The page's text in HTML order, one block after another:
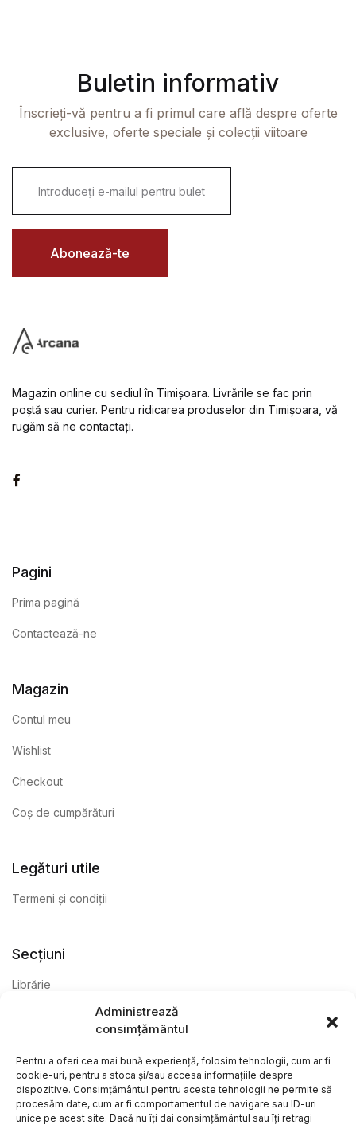
Administrează
consimțământul
Pentru a oferi cea mai bună experiență, folosim tehnologii, cum ar fi
cookie-uri, pentru a stoca și/sau accesa informațiile despre
dispozitive. Consimțământul pentru aceste tehnologii ne permite să
procesăm date, cum ar fi comportamentul de navigare sau ID-uri
unice pe acest site. Dacă nu îți dai consimțământul sau îți retragi
Buletin informativ
Înscrieți-vă pentru a fi primul care află despre oferte
exclusive, oferte speciale și colecții viitoare
i
l
Abonează-te
Magazin online cu sediul în Timișoara. Livrările se fac prin
poștă sau curier. Pentru ridicarea produselor din Timișoara, vă
rugăm să ne contactați.
Pagini
Prima pagină
Contactează-ne
Magazin
Contul meu
Wishlist
Checkout
Coș de cumpărături
Legături utile
Termeni și condiții
Secțiuni
Librărie